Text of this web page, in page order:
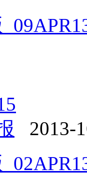
2013-